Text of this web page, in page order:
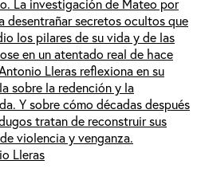
La investigación de Mateo por
desentrañar secretos ocultos que
los pilares de su vida y de las
en un atentado real de hace
Lleras reflexiona en su
sobre la redención y la
Y sobre cómo décadas después
tratan de reconstruir sus
violencia y venganza.
Lleras